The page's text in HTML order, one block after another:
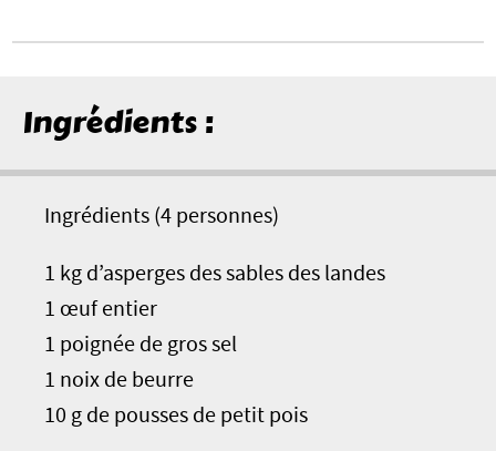
Ingrédients :
Ingrédients (4 personnes)
1 kg d’asperges des sables des landes
1 œuf entier
1 poignée de gros sel
1 noix de beurre
10 g de pousses de petit pois